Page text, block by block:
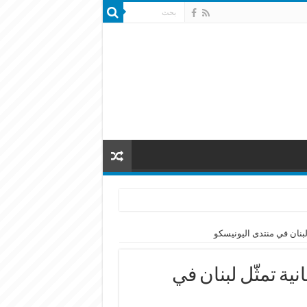
في منتدى اليونيسكو
تمثّل لبنان في